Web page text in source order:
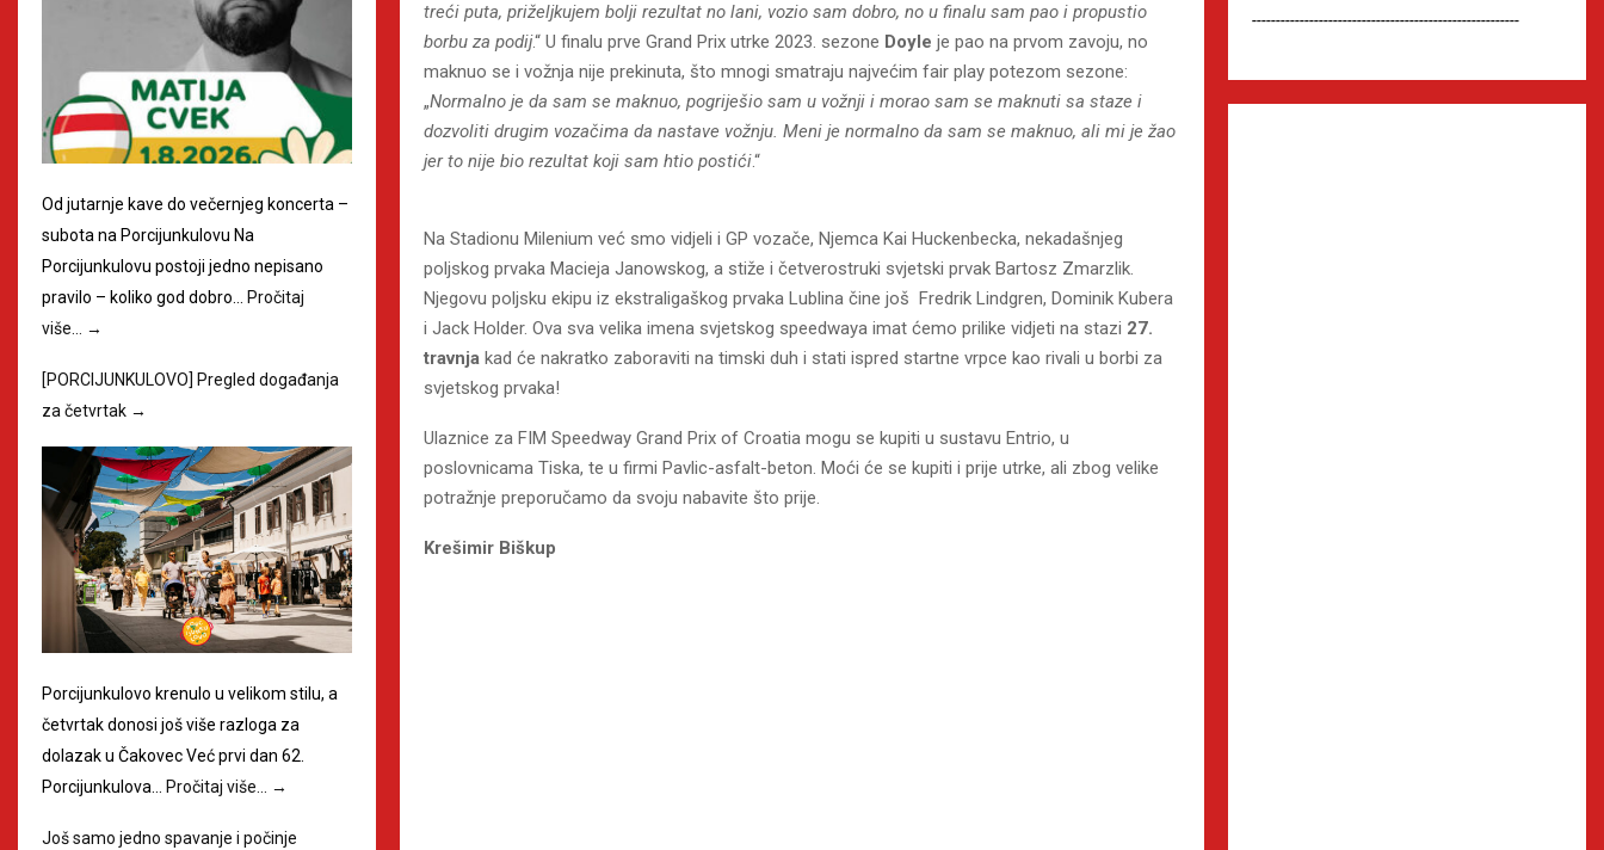
treći puta, priželjkujem bolji rezultat no lani, vozio sam dobro, no u finalu sam pao i propustio
borbu za podij.“ U finalu prve Grand Prix utrke 2023. sezone Doyle je pao na prvom zavoju, no
maknuo se i vožnja nije prekinuta, što mnogi smatraju najvećim fair play potezom sezone:
„Normalno je da sam se maknuo, pogriješio sam u vožnji i morao sam se maknuti sa staze i
dozvoliti drugim vozačima da nastave vožnju. Meni je normalno da sam se maknuo, ali mi je žao
jer to nije bio rezultat koji sam htio postići.“
Na Stadionu Milenium već smo vidjeli i GP vozače, Njemca Kai Huckenbecka, nekadašnjeg
poljskog prvaka Macieja Janowskog, a stiže i četverostruki svjetski prvak Bartosz Zmarzlik.
Njegovu poljsku ekipu iz ekstraligaškog prvaka Lublina čine još Fredrik Lindgren, Dominik Kubera
i Jack Holder. Ova sva velika imena svjetskog speedwaya imat ćemo prilike vidjeti na stazi 27.
travnja kad će nakratko zaboraviti na timski duh i stati ispred startne vrpce kao rivali u borbi za
svjetskog prvaka!
Ulaznice za FIM Speedway Grand Prix of Croatia mogu se kupiti u sustavu Entrio, u
poslovnicama Tiska, te u firmi Pavlic-asfalt-beton. Moći će se kupiti i prije utrke, ali zbog velike
potražnje preporučamo da svoju nabavite što prije.
Krešimir Biškup
Od jutarnje kave do večernjeg koncerta –
subota na Porcijunkulovu Na
Porcijunkulovu postoji jedno nepisano
pravilo – koliko god dobro…
Pročitaj
više…
→
[PORCIJUNKULOVO] Pregled događanja
za četvrtak →
Porcijunkulovo krenulo u velikom stilu, a
četvrtak donosi još više razloga za
dolazak u Čakovec Već prvi dan 62.
Porcijunkulova… Pročitaj više… →
Još samo jedno spavanje i počinje
--------------------------------------------------------